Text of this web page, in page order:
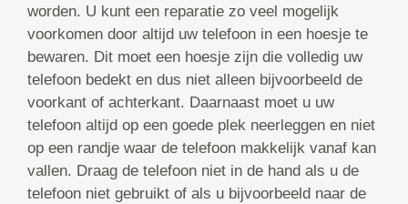
worden. U kunt een reparatie zo veel mogelijk
voorkomen door altijd uw telefoon in een hoesje te
bewaren. Dit moet een hoesje zijn die volledig uw
telefoon bedekt en dus niet alleen bijvoorbeeld de
voorkant of achterkant. Daarnaast moet u uw
telefoon altijd op een goede plek neerleggen en niet
op een randje waar de telefoon makkelijk vanaf kan
vallen. Draag de telefoon niet in de hand als u de
telefoon niet gebruikt of als u bijvoorbeeld naar de